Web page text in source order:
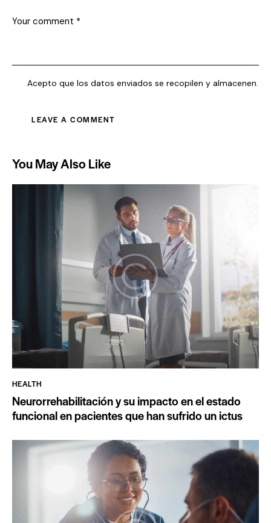
Acepto que los datos enviados se recopilen y almacenen.
You May Also Like
HEALTH
Neurorrehabilitación y su impacto en el estado
funcional en pacientes que han sufrido un ictus